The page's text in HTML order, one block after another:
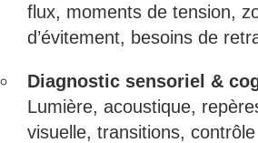
flux, moments de tension,
d’évitement, besoins de
Diagnostic sensoriel &
Lumière, acoustique,
visuelle, transitions,